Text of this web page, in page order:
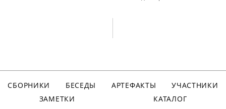
СБОРНИКИ БЕСЕДЫ АРТЕФАКТЫ
УЧАСТНИКИ
ЗАМЕТКИ
КАТАЛОГ